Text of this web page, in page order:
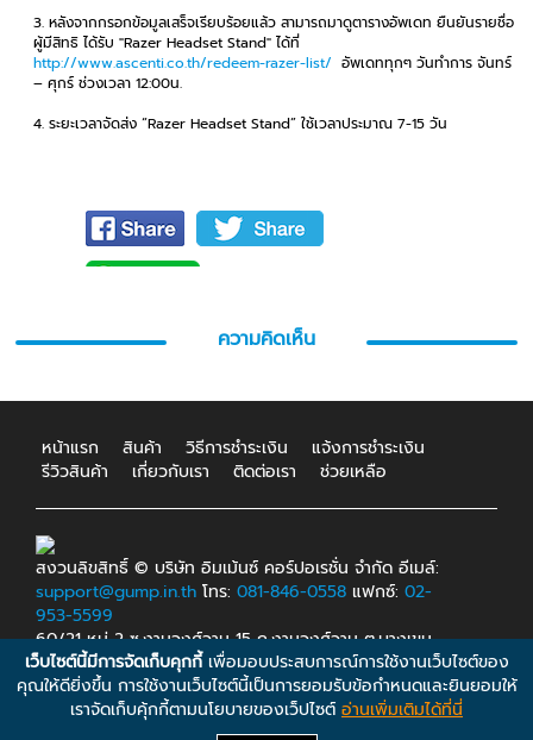
หลังจากกรอกข้อมูลเสร็จเรียบร้อยแล้ว สามารถมาดูตารางอัพเดท ยืนยันรายชื่อ
ผู้มีสิทธิ ได้รับ "Razer Headset Stand" ได้ที่
http://www.ascenti.co.th/redeem-razer-list/ อัพเดททุกๆ วันทำการ จันทร์
– ศุกร์ ช่วงเวลา 12:00น.
ระยะเวลาจัดส่ง “Razer Headset Stand” ใช้เวลาประมาณ 7-15 วัน
ความคิดเห็น
หน้าแรก สินค้า วิธีการชำระเงิน
แจ้งการชำระเงิน
รีวิวสินค้า
เกี่ยวกับเรา ติดต่อเรา ช่วยเหลือ
สงวนลิขสิทธิ์ © บริษัท อิมเม้นซ์ คอร์ปอเรชั่น จำกัด อีเมล์:
support@gump.in.th โทร: 081-846-0558 แฟกซ์: 02-
953-5599
60/21 หมู่ 2 ซ.งามวงศ์วาน 15 ถ.งามวงศ์วาน ต.บางเขน
อ.เมือง จ.นนทบุรี 11000.
เว็บไซต์นี้มีการจัดเก็บคุกกี้เพื่อมอบประสบการณ์การใช้งานเว็บไซต์ของ
คุณให้ดียิ่งขึ้น การใช้งานเว็บไซต์นี้เป็นการยอมรับข้อกำหนดและยินยอมให้
เราจัดเก็บคุ้กกี้ตามนโยบายของเว็ปไซต์ อ่านเพิ่มเติมได้ที่นี่